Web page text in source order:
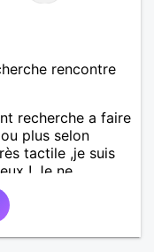
rencontre
recherche a faire
plus selon
tactile ,je suis
! Je ne
vaut une vraie
simplicité,j'ai du
Je suis plutôt
,belles